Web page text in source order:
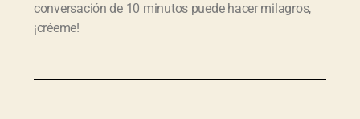
conversación de 10 minutos puede hacer milagros,
¡créeme!